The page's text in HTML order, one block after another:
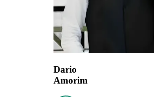
Dario
Amorim